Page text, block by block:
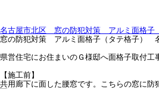
名古屋市北区 窓の防犯対策 アルミ面格子
窓の防犯対策 アルミ面格子（タテ格子）
県営住宅にお住まいのＧ様邸へ面格子取付工
【施工前】
共用廊下に面した腰窓です。こちらの窓に防